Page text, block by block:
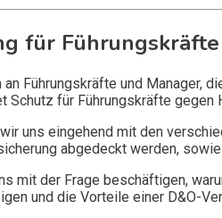
für
Führungskräfte und Manager,
Schutz für Führungskräfte
uns eingehend mit den
abgedeckt werden,
mit der Frage beschäftigen,
und die Vorteile einer D&O-